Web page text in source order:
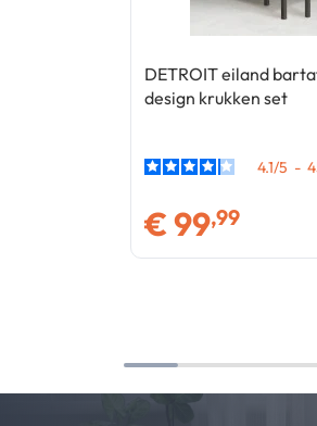
DETROIT eiland
design krukken set
4.1/5 -
€99,99